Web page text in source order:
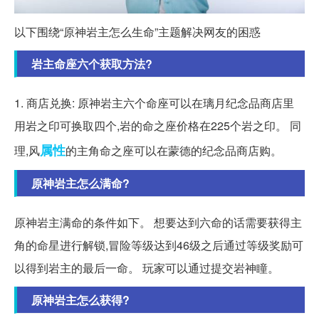
以下围绕“原神岩主怎么生命”主题解决网友的困惑
岩主命座六个获取方法?
1. 商店兑换: 原神岩主六个命座可以在璃月纪念品商店里
用岩之印可换取四个,岩的命之座价格在225个岩之印。 同
理,风属性的主角命之座可以在蒙德的纪念品商店购。
原神岩主怎么满命?
原神岩主满命的条件如下。 想要达到六命的话需要获得主
角的命星进行解锁,冒险等级达到46级之后通过等级奖励可
以得到岩主的最后一命。 玩家可以通过提交岩神瞳。
原神岩主怎么获得?